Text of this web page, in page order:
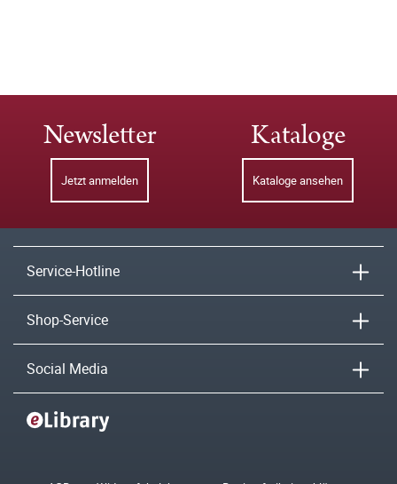
Newsletter
Jetzt anmelden
Kataloge
Kataloge ansehen
Service-Hotline
Shop-Service
Social Media